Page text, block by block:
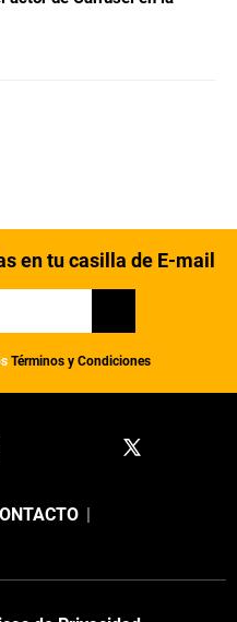
en tu casilla de E-mail
Términos y Condiciones
|